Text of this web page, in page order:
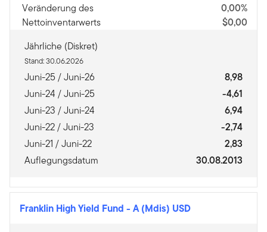
Veränderung des
Nettoinventarwerts
0,00%
$0,00
Jährliche (Diskret)
Stand: 30.06.2026
Juni-25 / Juni-26
8,98
Juni-24 / Juni-25
-4,61
Juni-23 / Juni-24
6,94
Juni-22 / Juni-23
-2,74
Juni-21 / Juni-22
2,83
Auflegungsdatum
30.08.2013
Franklin High Yield Fund - A (Mdis) USD